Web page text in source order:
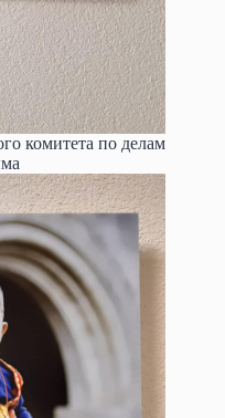
комитета по делам